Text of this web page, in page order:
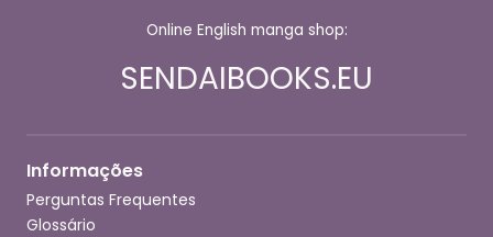
Online English manga shop:
SENDAIBOOKS.EU
Informações
Perguntas Frequentes
Glossário